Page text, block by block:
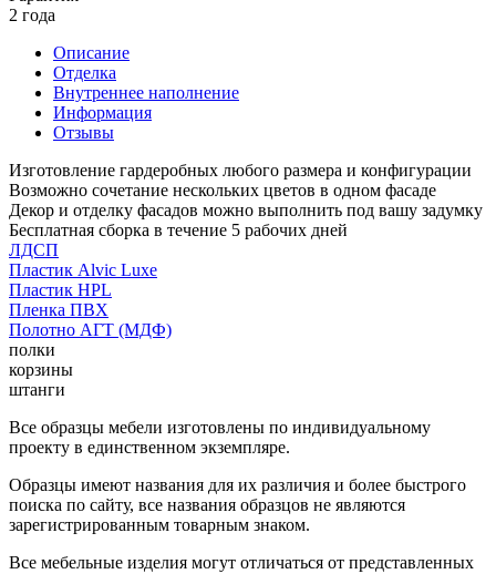
2 года
Описание
Отделка
Внутреннее наполнение
Информация
Отзывы
Изготовление гардеробных любого размера и конфигурации
Возможно сочетание нескольких цветов в одном фасаде
Декор и отделку фасадов можно выполнить под вашу задумку
Бесплатная сборка в течение 5 рабочих дней
ЛДСП
Пластик Alvic Luxe
Пластик HPL
Пленка ПВХ
Полотно АГТ (МДФ)
полки
корзины
штанги
Все образцы мебели изготовлены по индивидуальному
проекту в единственном экземпляре.
Образцы имеют названия для их различия и более быстрого
поиска по сайту, все названия образцов не являются
зарегистрированным товарным знаком.
Все мебельные изделия могут отличаться от представленных